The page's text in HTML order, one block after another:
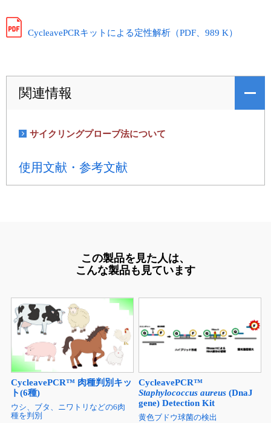
CycleavePCRキットによる定性解析（PDF、989 K）
関連情報
サイクリングプローブ法について
使用文献・参考文献
この製品を見た人は、
こんな製品も見ています
CycleavePCR™ 肉種判別キッ
ト(6種)
ウシ、ブタ、ニワトリなどの6肉
種を判別
CycleavePCR™
Staphylococcus aureus (DnaJ
gene) Detection Kit
黄色ブドウ球菌の検出